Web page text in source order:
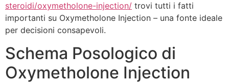
steroidi/oxymetholone-injection/ trovi tutti i fatti
importanti su Oxymetholone Injection – una fonte ideale
per decisioni consapevoli.
Schema Posologico di
Oxymetholone Injection